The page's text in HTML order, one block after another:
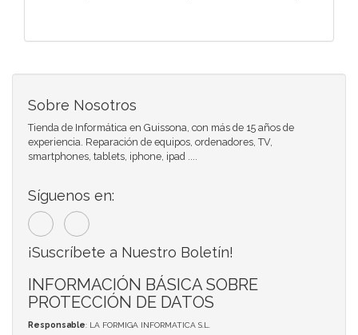
Sobre Nosotros
Tienda de Informática en Guissona, con más de 15 años de
experiencia. Reparación de equipos, ordenadores, TV,
smartphones, tablets, iphone, ipad ....
Síguenos en:
¡Suscríbete a Nuestro Boletín!
INFORMACIÓN BÁSICA SOBRE
PROTECCIÓN DE DATOS
Responsable: LA FORMIGA INFORMATICA S.L.